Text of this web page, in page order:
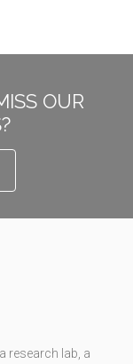
OUR
research lab, a